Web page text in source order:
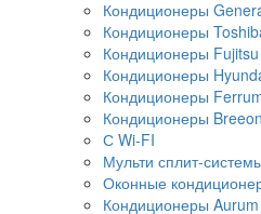
Кондиционеры
Кондиционеры
Кондиционеры Fujitsu
Кондиционеры
Кондиционеры
Кондиционеры Breeon
С Wi-FI
Мульти сплит-
Оконные
Кондиционеры Aurum